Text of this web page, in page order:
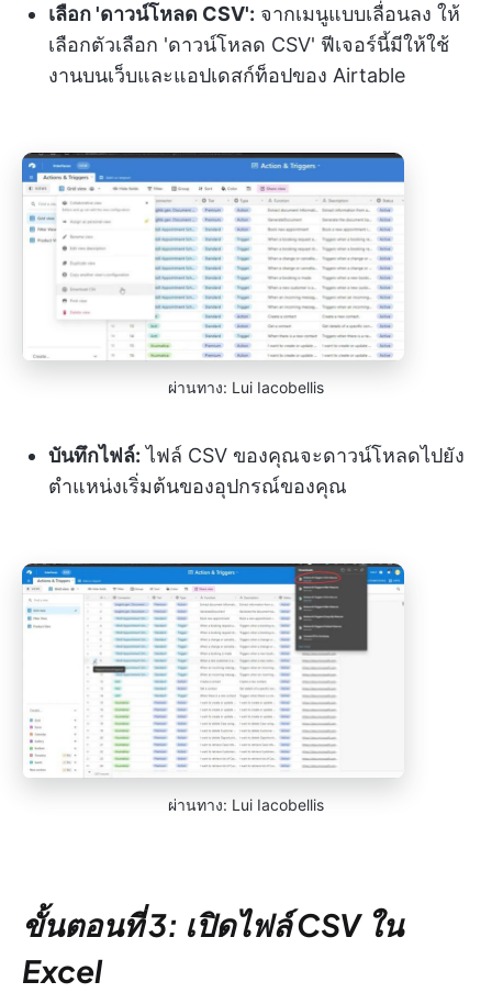
เลือก 'ดาวน์โหลด CSV': จากเมนูแบบเลื่อนลง ให้
เลือกตัวเลือก 'ดาวน์โหลด CSV' ฟีเจอร์นี้มีให้ใช้
งานบนเว็บและแอปเดสก์ท็อปของ Airtable
ผ่านทาง: Lui Iacobellis
บันทึกไฟล์: ไฟล์ CSV ของคุณจะดาวน์โหลดไปยัง
ตำแหน่งเริ่มต้นของอุปกรณ์ของคุณ
ผ่านทาง: Lui Iacobellis
ขั้นตอนที่ 3: เปิดไฟล์ CSV ใน
Excel